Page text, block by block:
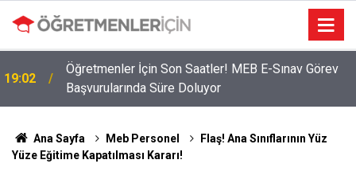
Öğretmenler İçin Son Saatler! MEB E-Sınav Görev
Başvurularında Süre Doluyor
09:01
2026 Atama Sinyali Verildi: İşte MEB’in En Çok
Öğretmen Aradığı 15 Branş!
Ana Sayfa Meb Personel
Flaş! Ana Sınıflarının Yüz
Yüze Eğitime Kapatılması Kararı!